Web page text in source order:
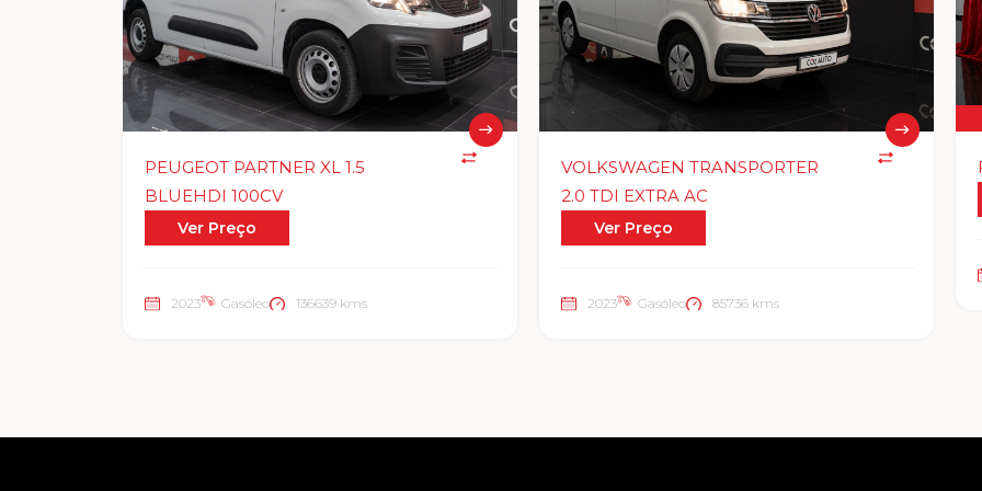
PEUGEOT PARTNER XL 1.5
BLUEHDI 100CV
Ver Preço
2023 Gasóleo 136639 kms
VOLKSWAGEN TRANSPORTER
2.0 TDI EXTRA AC
Ver Preço
2023 Gasóleo 85736 kms